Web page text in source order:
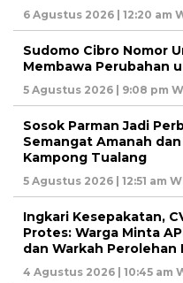
6 Agustus 2026 | 12:20 am
Sudomo Cibro Nomor
Membawa Perubahan
5 Agustus 2026 | 9:08 pm
Sosok Parman Jadi
Semangat Amanah
Kampong Tualang
5 Agustus 2026 | 12:51 am
Ingkari Kesepakatan,
Protes: Warga Minta
dan Warkah Perolehan
4 Agustus 2026 | 10:45 am